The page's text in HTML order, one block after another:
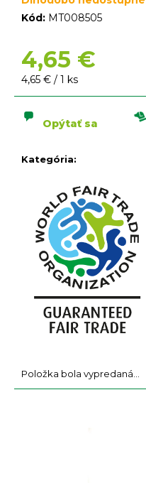
Kód: MT008505
4,65 €
Jednotková
cena:
4,65 € / 1 ks
Kategória:
Položka bola vypredaná…
Opýtať sa
n
á
s
ť
?
HĽADAŤ